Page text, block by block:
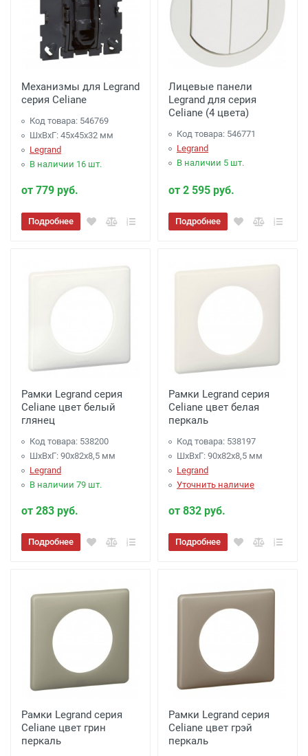
Механизмы для Legrand
серия Celiane
Код товара: 546769
ШхВхГ: 45x45x32 мм
Legrand
В наличии 16 шт.
от 779 руб.
Подробнее
Лицевые панели
Legrand для серия
Celiane (4 цвета)
Код товара: 546771
Legrand
В наличии 5 шт.
от 2 595 руб.
Подробнее
Рамки Legrand серия
Celiane цвет белый
глянец
Код товара: 538200
ШхВхГ: 90x82x8,5 мм
Legrand
В наличии 79 шт.
от 283 руб.
Подробнее
Рамки Legrand серия
Celiane цвет белая
перкаль
Код товара: 538197
ШхВхГ: 90x82x8,5 мм
Legrand
Уточнить наличие
от 832 руб.
Подробнее
Рамки Legrand серия
Celiane цвет грин
перкаль
Рамки Legrand серия
Celiane цвет грэй
перкаль